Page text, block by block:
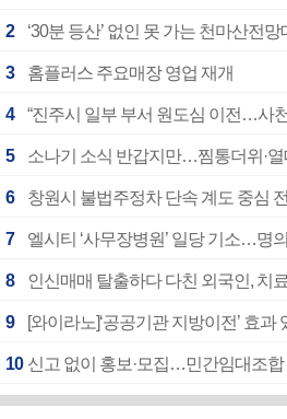
2 ‘30분 등산’ 없인 못 가는 천마산전
3 홈플러스 주요매장 영업 재개
4 “진주시 일부 부서 원도심 이전…사
5 소나기 소식 반갑지만…찜통더위·
6 창원시 불법주정차 단속 계도 중심
7 엘시티 ‘사무장병원’ 일당 기소…명
8 인신매매 탈출하다 다친 외국인, 치
9 [와이라노]‘공공기관 지방이전’ 효과
10 신고 없이 홍보·모집…민간임대조합